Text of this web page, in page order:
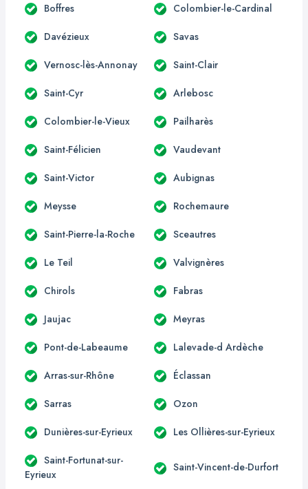
Boffres Colombier-le-Cardinal
Davézieux Savas
Vernosc-lès-Annonay Saint-Clair
Saint-Cyr Arlebosc
Colombier-le-Vieux Pailharès
Saint-Félicien Vaudevant
Saint-Victor Aubignas
Meysse Rochemaure
Saint-Pierre-la-Roche Sceautres
Le Teil Valvignères
Chirols Fabras
Jaujac Meyras
Pont-de-Labeaume Lalevade-d Ardèche
Arras-sur-Rhône Éclassan
Sarras Ozon
Dunières-sur-Eyrieux Les Ollières-sur-Eyrieux
Saint-Fortunat-sur-
Eyrieux
Saint-Vincent-de-Durfort